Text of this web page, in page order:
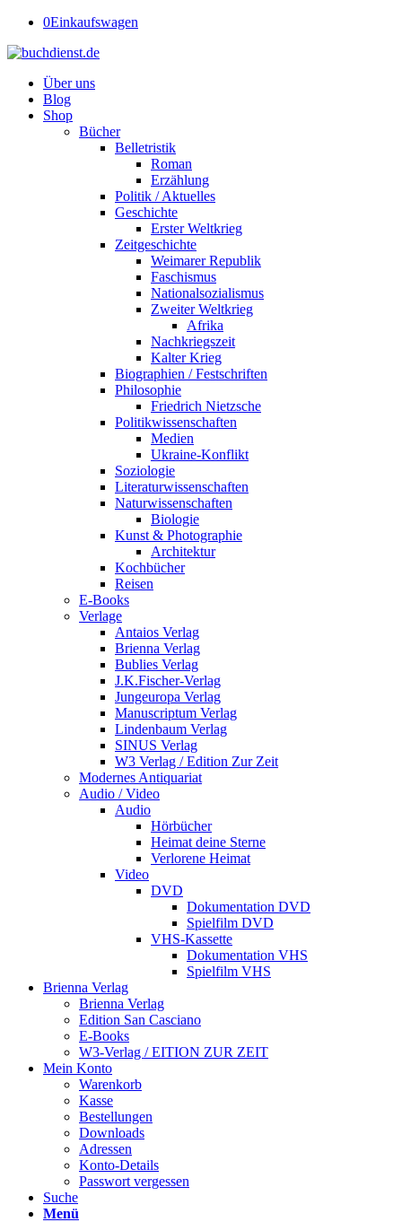
0Einkaufswagen
Über uns
Blog
Shop
Bücher
Belletristik
Roman
Erzählung
Politik / Aktuelles
Geschichte
Erster Weltkrieg
Zeitgeschichte
Weimarer Republik
Faschismus
Nationalsozialismus
Zweiter Weltkrieg
Afrika
Nachkriegszeit
Kalter Krieg
Biographien / Festschriften
Philosophie
Friedrich Nietzsche
Politikwissenschaften
Medien
Ukraine-Konflikt
Soziologie
Literaturwissenschaften
Naturwissenschaften
Biologie
Kunst & Photographie
Architektur
Kochbücher
Reisen
E-Books
Verlage
Antaios Verlag
Brienna Verlag
Bublies Verlag
J.K.Fischer-Verlag
Jungeuropa Verlag
Manuscriptum Verlag
Lindenbaum Verlag
SINUS Verlag
W3 Verlag / Edition Zur Zeit
Modernes Antiquariat
Audio / Video
Audio
Hörbücher
Heimat deine Sterne
Verlorene Heimat
Video
DVD
Dokumentation DVD
Spielfilm DVD
VHS-Kassette
Dokumentation VHS
Spielfilm VHS
Brienna Verlag
Brienna Verlag
Edition San Casciano
E-Books
W3-Verlag / EITION ZUR ZEIT
Mein Konto
Warenkorb
Kasse
Bestellungen
Downloads
Adressen
Konto-Details
Passwort vergessen
Suche
Menü